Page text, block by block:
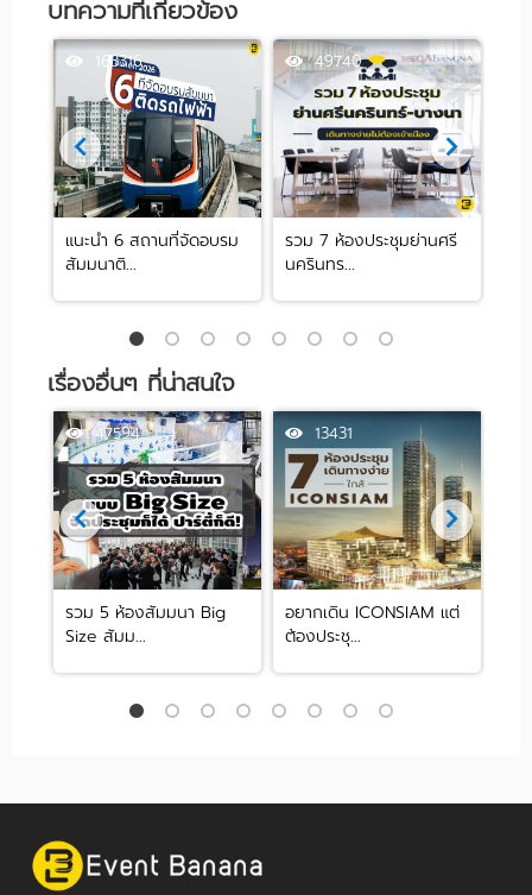
บทความที่เกี่ยวข้อง
163316
แนะนำ 6 สถานที่จัดอบรม
สัมมนาติ...
49740
รวม 7 ห้องประชุมย่านศรี
นครินทร...
เรื่องอื่นๆ ที่น่าสนใจ
47594
รวม 5 ห้องสัมมนา Big
Size สัมม...
13431
อยากเดิน ICONSIAM แต่
ต้องประชุ...